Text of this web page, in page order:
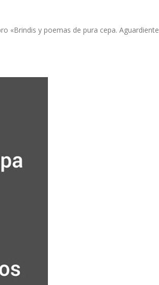
«Brindis y poemas de pura cepa. Aguardiente